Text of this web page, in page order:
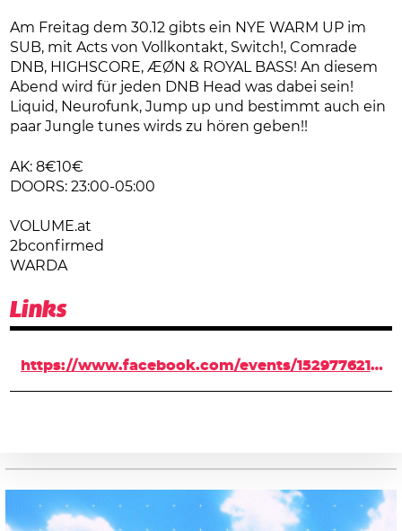
Am Freitag dem 30.12 gibts ein NYE WARM UP im
SUB, mit Acts von Vollkontakt, Switch!, Comrade
DNB, HIGHSCORE, ÆØN & ROYAL BASS! An diesem
Abend wird für jeden DNB Head was dabei sein!
Liquid, Neurofunk, Jump up und bestimmt auch ein
paar Jungle tunes wirds zu hören geben!!
AK: 8€10€
DOORS: 23:00-05:00
VOLUME.at
2bconfirmed
WARDA
Links
https://www.facebook.com/events/152977621835226/